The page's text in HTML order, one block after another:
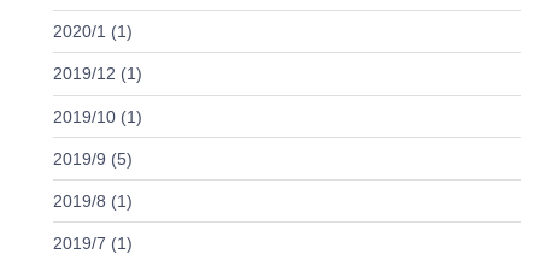
2020/1 (1)
2019/12 (1)
2019/10 (1)
2019/9 (5)
2019/8 (1)
2019/7 (1)